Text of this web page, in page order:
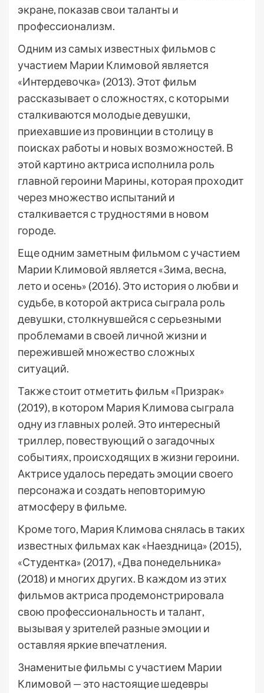
экране, показав свои таланты и
профессионализм.
Одним из самых известных фильмов с
участием Марии Климовой является
«Интердевочка» (2013). Этот фильм
рассказывает о сложностях, с которыми
сталкиваются молодые девушки,
приехавшие из провинции в столицу в
поисках работы и новых возможностей. В
этой картино актриса исполнила роль
главной героини Марины, которая проходит
через множество испытаний и
сталкивается с трудностями в новом
городе.
Еще одним заметным фильмом с участием
Марии Климовой является «Зима, весна,
лето и осень» (2016). Это история о любви и
судьбе, в которой актриса сыграла роль
девушки, столкнувшейся с серьезными
проблемами в своей личной жизни и
пережившей множество сложных
ситуаций.
Также стоит отметить фильм «Призрак»
(2019), в котором Мария Климова сыграла
одну из главных ролей. Это интересный
триллер, повествующий о загадочных
событиях, происходящих в жизни героини.
Актрисе удалось передать эмоции своего
персонажа и создать неповторимую
атмосферу в фильме.
Кроме того, Мария Климова снялась в таких
известных фильмах как «Наездница» (2015),
«Студентка» (2017), «Два понедельника»
(2018) и многих других. В каждом из этих
фильмов актриса продемонстрировала
свою профессиональность и талант,
вызывая у зрителей разные эмоции и
оставляя яркие впечатления.
Знаменитые фильмы с участием Марии
Климовой — это настоящие шедевры